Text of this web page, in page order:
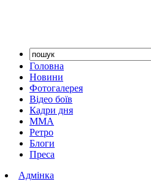
Головна
Новини
Фотогалерея
Відео боїв
Кадри дня
ММА
Ретро
Блоги
Преса
Адмінка